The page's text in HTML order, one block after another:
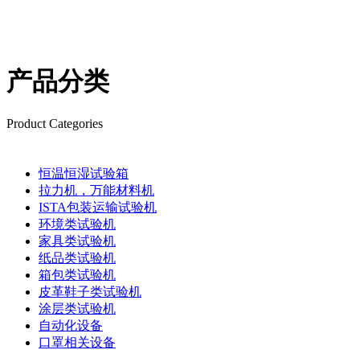
产品分类
Product Categories
恒温恒湿试验箱
拉力机，万能材料机
ISTA包装运输试验机
环境类试验机
家具类试验机
纸品类试验机
箱包类试验机
皮革鞋子类试验机
涂层类试验机
自动化设备
口罩相关设备